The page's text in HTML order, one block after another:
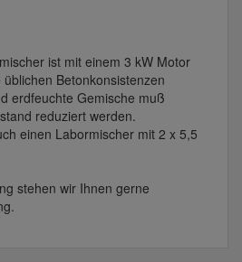
ist mit einem 3 kW Motor
Betonkonsistenzen
erdfeuchte Gemische muß
reduziert werden.
einen Labormischer mit 2 x 5,5
stehen wir Ihnen gerne